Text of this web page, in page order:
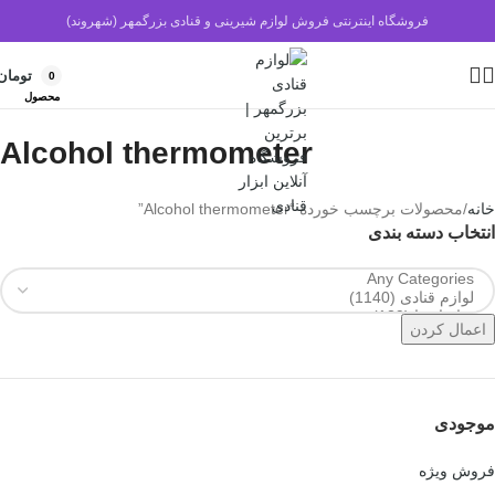
فروشگاه اینترنتی فروش لوازم شیرینی و قنادی بزرگمهر (شهروند)
0
محصول
Alcohol thermometer
خانه محصولات برچسب خورده “Alcohol thermometer”
انتخاب دسته بندی
اعمال کردن
موجودی
فروش ویژه